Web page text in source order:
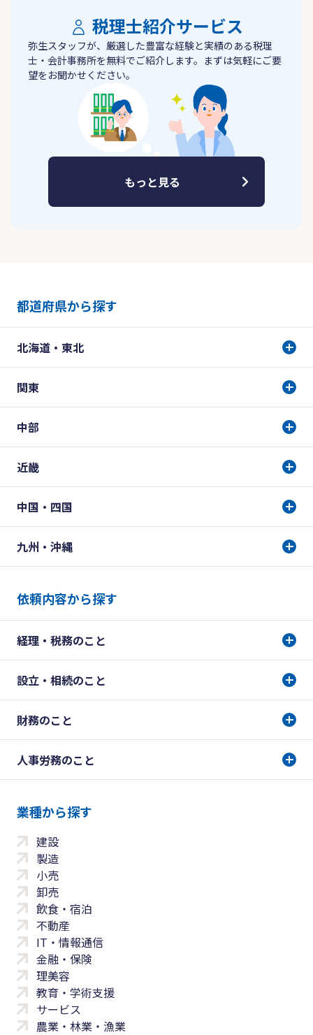
税理士紹介サービス
弥生スタッフが、厳選した豊富な経験と実績のある税理
士・会計事務所を無料でご紹介します。まずは気軽にご要
望をお聞かせください。
もっと見る
都道府県から探す
北海道・東北
関東
中部
近畿
中国・四国
九州・沖縄
依頼内容から探す
経理・税務のこと
設立・相続のこと
財務のこと
人事労務のこと
業種から探す
建設
製造
小売
卸売
飲食・宿泊
不動産
IT・情報通信
金融・保険
理美容
教育・学術支援
サービス
農業・林業・漁業